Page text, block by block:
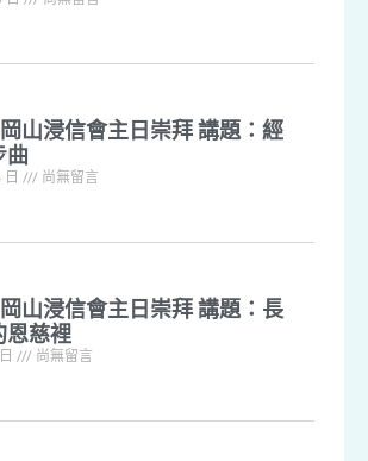
山浸信會主日崇拜 講題：經
曲
日 尚無留言
山浸信會主日崇拜 講題：長
恩慈裡
尚無留言